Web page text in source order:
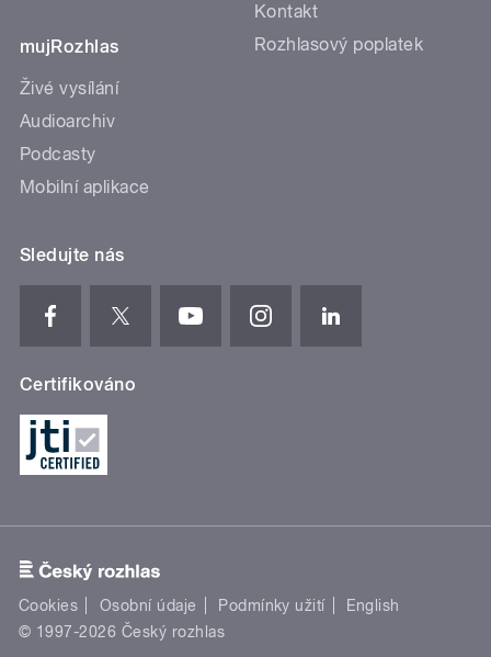
mujRozhlas
Živé vysílání
Audioarchiv
Podcasty
Mobilní aplikace
Kontakt
Rozhlasový poplatek
Sledujte nás
Certifikováno
Cookies Osobní údaje Podmínky užití
English
© 1997-2026 Český rozhlas